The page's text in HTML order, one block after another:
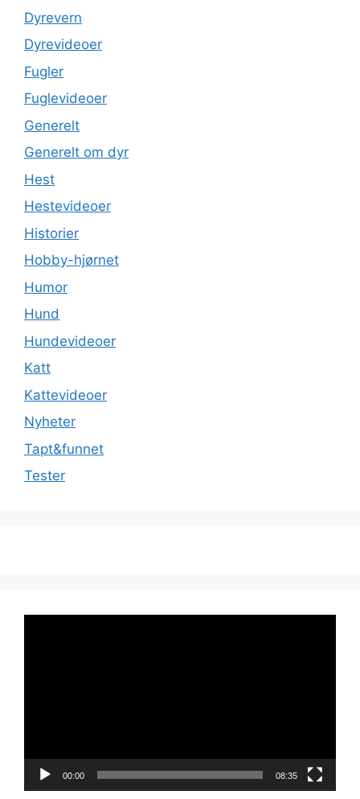
Dyrevern
Dyrevideoer
Fugler
Fuglevideoer
Generelt
Generelt om dyr
Hest
Hestevideoer
Historier
Hobby-hjørnet
Humor
Hund
Hundevideoer
Katt
Kattevideoer
Nyheter
Tapt&funnet
Tester
00:00 08:35